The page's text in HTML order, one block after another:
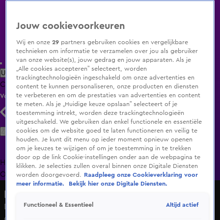
Uitzending Gemist Populaire programma's Zenders Genres
ClipsFilmsRadioSmart TV inlogShop
Volg KIJK
Zoeken
HomeUitzending Gemist Programma's De Bondgenoten
OranjezomerLivestreamsShop
De Guus Meeuwis Tribute band zorgt voor sfeervolle
Jouw cookievoorkeuren
Wij en onze29 partners gebruiken cookies en vergelijkbare
technieken om informatie te verzamelen over jou als gebruiker
van onze website(s), jouw gedrag en jouw apparaten. Als je
„Alle cookies accepteren” selecteert, worden
trackingtechnologieën ingeschakeld om onze advertenties en
content te kunnen personaliseren, onze producten en diensten
te verbeteren en om de prestaties van advertenties en content
te meten. Als je „Huidige keuze opslaan” selecteert of je
toestemming intrekt, worden deze trackingtechnologieën
uitgeschakeld. We gebruiken dan enkel functionele en essentiële
cookies om de website goed te laten functioneren en veilig te
houden. Je kunt dit menu op ieder moment opnieuw openen
om je keuzes te wijzigen of om je toestemming in te trekken
door op de link Cookie-instellingen onder aan de webpagina te
klikken. Je selecties zullen overal binnen onze Digitale Diensten
worden doorgevoerd.
Raadpleeg onze Cookieverklaring voor
meer informatie.
Bekijk hier onze Digitale Diensten.
Functioneel & Essentieel Altijd actief